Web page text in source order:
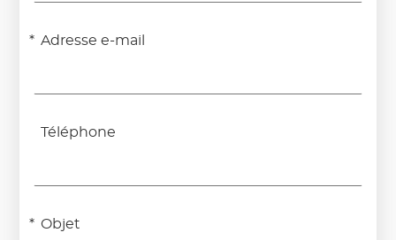
Adresse e-mail
Téléphone
Objet